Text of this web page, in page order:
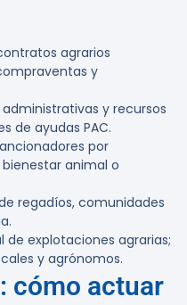
agrarios
y
y recursos
de ayudas PAC.
por
animal o
regadíos, comunidades
de explotaciones agrarias;
y agrónomos.
cómo actuar